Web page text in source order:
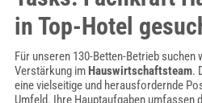
in Top-Hotel
Für unseren 130-Betten-Betrieb
Verstärkung imHauswirtschaftsteam.
eine vielseitige und herausfordernde
Umfeld. Ihre Hauptaufgaben umfassen